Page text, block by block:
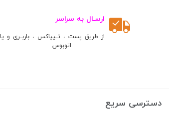
ارسـال به سراسر
از طریق پست ، تــیپاکس ، باربــری و یا
اتوبوس
دسترسی سریع